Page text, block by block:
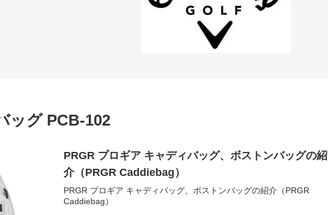
ッグ PCB-102
PRGR プロギア キャディバッグ、ボストンバッグの紹
介（PRGR Caddiebag）
PRGR プロギア キャディバッグ、ボストンバッグの紹介（PRGR
Caddiebag）